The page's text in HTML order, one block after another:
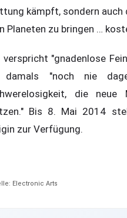
kämpft, sondern
Planeten zu bringen …
verspricht "gnadenlose
"noch nie
die neue
Bis 8. Mai 2014
zur Verfügung.
Electronic Arts